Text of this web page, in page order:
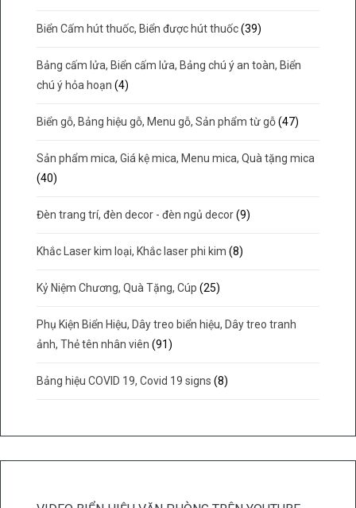
Biển Cấm hút thuốc, Biển được hút thuốc (39)
Bảng cấm lửa, Biển cấm lửa, Bảng chú ý an toàn, Biển
chú ý hỏa hoạn (4)
Biển gỗ, Bảng hiệu gỗ, Menu gỗ, Sản phẩm từ gỗ (47)
Sản phẩm mica, Giá kệ mica, Menu mica, Quà tặng mica
(40)
Đèn trang trí, đèn decor - đèn ngủ decor (9)
Khắc Laser kim loại, Khắc laser phi kim (8)
Kỷ Niệm Chương, Quà Tặng, Cúp (25)
Phụ Kiện Biển Hiệu, Dây treo biển hiệu, Dây treo tranh
ảnh, Thẻ tên nhân viên (91)
Bảng hiệu COVID 19, Covid 19 signs (8)